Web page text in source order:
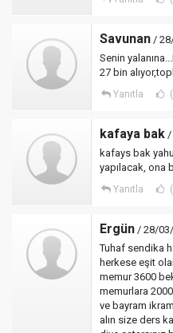
Savunan /
Senin
27 bin
Yanıtla
kafaya bak /
kafays bak
yapılacak, ona
Yanıtla
Ergün / 28/
Tuhaf sendika
herkese eşit
memur 3600
memurlara
ve bayram
alın size ders